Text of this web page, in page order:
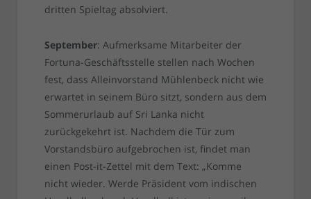
dritten Spieltag absolviert.
September: Aufmerksame Mitarbeiter der
Fortuna-Geschäftsstelle stellen nach Wochen
fest, dass Alleinvorstand Mühlenbeck nicht wie
erwartet in seinem Büro sitzt, sondern aus dem
Sommerurlaub auf Sri Lanka nicht
zurückgekehrt ist. Nachdem die Tür zum
Vorstandsbüro aufgebrochen ist, findet man
einen Post-it-Zettel mit dem Text: „Komme
nicht wieder. Werde Präsident vom indischen